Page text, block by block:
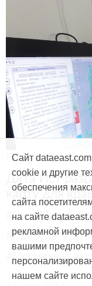
Продукты и услуги
Дата Ист
карту для
#CarryMap
#Природа
#Мобильная
Сайт
cookie и другие
обеспечения
сайта
на сайте
рекламной
вашими
нашем сайте